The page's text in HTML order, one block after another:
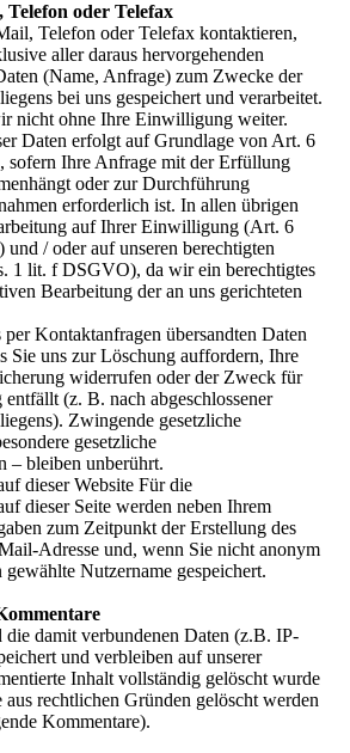
oder Telefax
Telefon oder Telefax kontaktieren,
aller daraus hervorgehenden
(Name, Anfrage) zum Zwecke der
bei uns gespeichert und verarbeitet.
nicht ohne Ihre Einwilligung weiter.
Daten erfolgt auf Grundlage von Art. 6
Ihre Anfrage mit der Erfüllung
oder zur Durchführung
erforderlich ist. In allen übrigen
auf Ihrer Einwilligung (Art. 6
/ oder auf unseren berechtigten
1 lit. f DSGVO), da wir ein berechtigtes
Bearbeitung der an uns gerichteten
Kontaktanfragen übersandten Daten
Sie uns zur Löschung auffordern, Ihre
widerrufen oder der Zweck für
(z. B. nach abgeschlossener
Zwingende gesetzliche
gesetzliche
– bleiben unberührt.
dieser Website Für die
dieser Seite werden neben Ihrem
zum Zeitpunkt der Erstellung des
Adresse und, wenn Sie nicht anonym
Nutzername gespeichert.
damit verbundenen Daten (z.B. IP-
und verbleiben auf unserer
Inhalt vollständig gelöscht wurde
rechtlichen Gründen gelöscht werden
Kommentare).